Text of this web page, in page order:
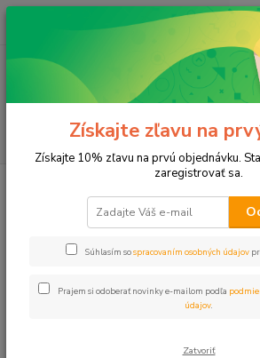
(Po-Pia, 8-17 hod.)
Programátor RN TBD 6 9V, IP68 (Bluetooth)
Programátor RN TBD
(Bluetooth)
Akcia
Získajte zľavu na
Získajte 10% zľavu na prvú objednávku.
zaregistrovať sa.
Súhlasím sospracovaním osobných údajov
Prajem si odoberať novinky e-mailom podľa
údajov
Zatvoriť